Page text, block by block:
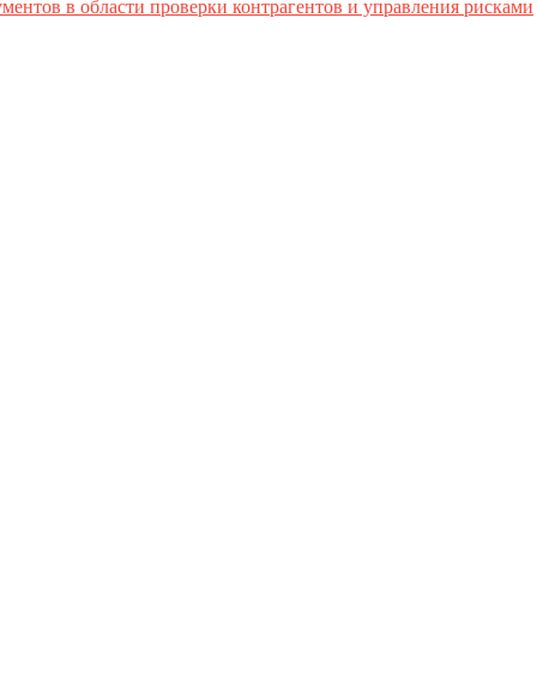
в области проверки контрагентов и управления рисками